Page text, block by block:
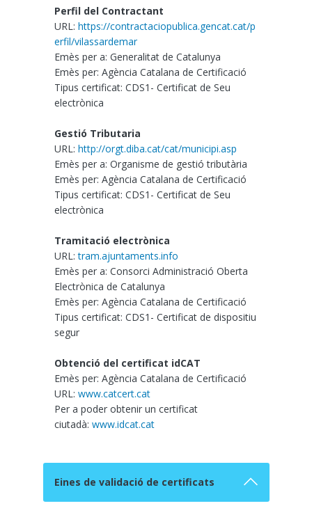
Perfil del Contractant
URL:https://contractaciopublica.gencat.cat/p
erfil/vilassardemar
Emès per a: Generalitat de Catalunya
Emès per: Agència Catalana de Certificació
Tipus certificat: CDS1- Certificat de Seu
electrònica
Gestió Tributaria
URL: http://orgt.diba.cat/cat/municipi.asp
Emès per a: Organisme de gestió tributària
Emès per: Agència Catalana de Certificació
Tipus certificat: CDS1- Certificat de Seu
electrònica
Tramitació electrònica
URL:tram.ajuntaments.info
Emès per a: Consorci Administració Oberta
Electrònica de Catalunya
Emès per: Agència Catalana de Certificació
Tipus certificat: CDS1- Certificat de dispositiu
segur
Obtenció del certificat idCAT
Emès per: Agència Catalana de Certificació
URL:www.catcert.cat
Per a poder obtenir un certificat
ciutadà:www.idcat.cat
Eines de validació de certificats